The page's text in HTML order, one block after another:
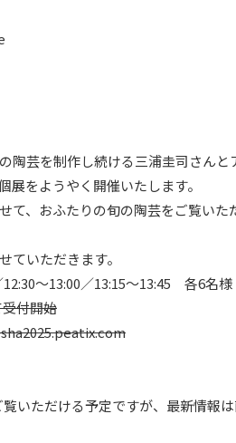
陶芸を制作し続ける三浦圭司さんと
展をようやく開催いたします。
て、 おふたりの旬の陶芸をご覧いた
いただきます。
～13:00／13:15～13:45 各6名様
付開始
いただける予定ですが、最新情報